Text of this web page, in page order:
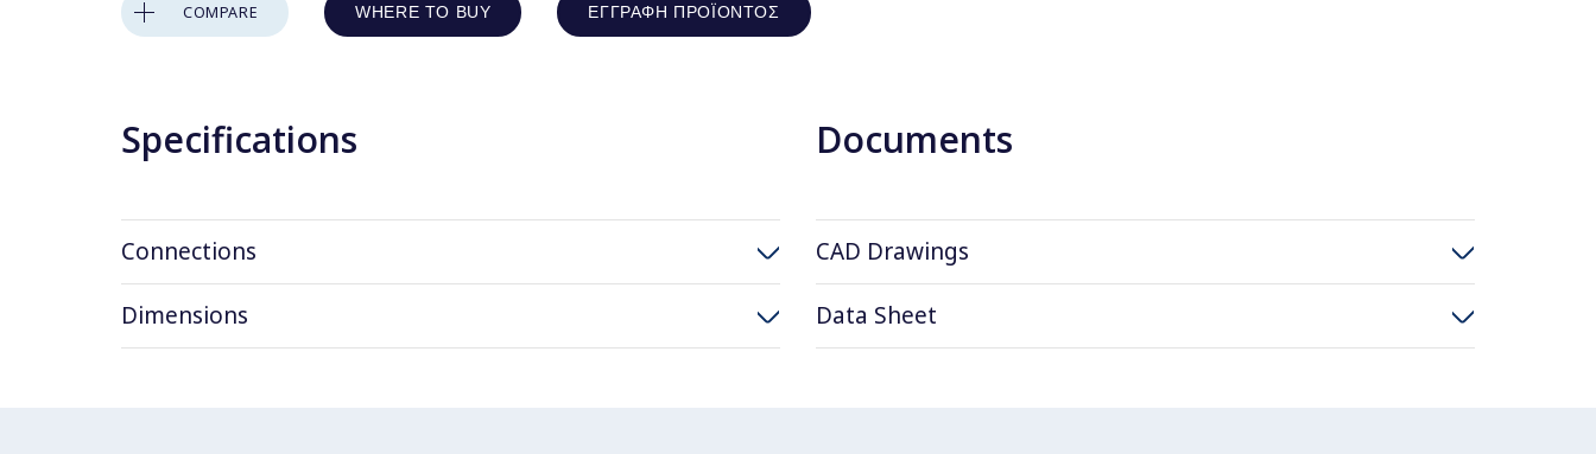
COMPARE WHERE TO BUY ΕΓΓΡΑΦΉ ΠΡΟΪΌΝΤΟΣ
Specifications
Connections
Dimensions
Documents
CAD Drawings
Data Sheet